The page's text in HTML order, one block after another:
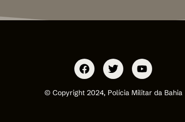
© Copyright 2024, Polícia Militar da Bahia